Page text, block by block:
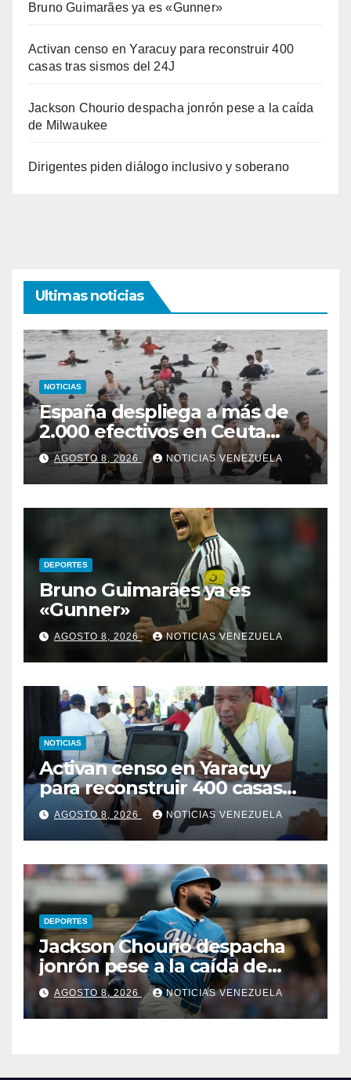
Bruno Guimarães ya es «Gunner»
Activan censo en Yaracuy para reconstruir 400
casas tras sismos del 24J
Jackson Chourio despacha jonrón pese a la caída
de Milwaukee
Dirigentes piden diálogo inclusivo y soberano
Ultimas noticias
NOTICIAS
España despliega a más de
2.000 efectivos en Ceuta
ante nueva oleada migratoria
AGOSTO 8, 2026 NOTICIAS VENEZUELA
DEPORTES
Bruno Guimarães ya es
«Gunner»
AGOSTO 8, 2026 NOTICIAS VENEZUELA
NOTICIAS
Activan censo en Yaracuy
para reconstruir 400 casas
tras sismos del 24J
AGOSTO 8, 2026 NOTICIAS VENEZUELA
DEPORTES
Jackson Chourio despacha
jonrón pese a la caída de
Milwaukee
AGOSTO 8, 2026 NOTICIAS VENEZUELA